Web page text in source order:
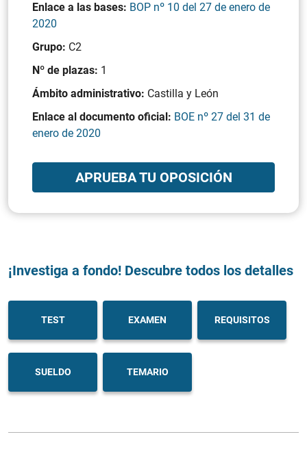
Enlace a las bases: BOP nº 10 del 27 de enero de
2020
Grupo: C2
Nº de plazas: 1
Ámbito administrativo: Castilla y León
Enlace al documento oficial: BOE nº 27 del 31 de
enero de 2020
APRUEBA TU OPOSICIÓN
¡Investiga a fondo! Descubre todos los detalles
TEST EXAMEN REQUISITOS
SUELDO TEMARIO